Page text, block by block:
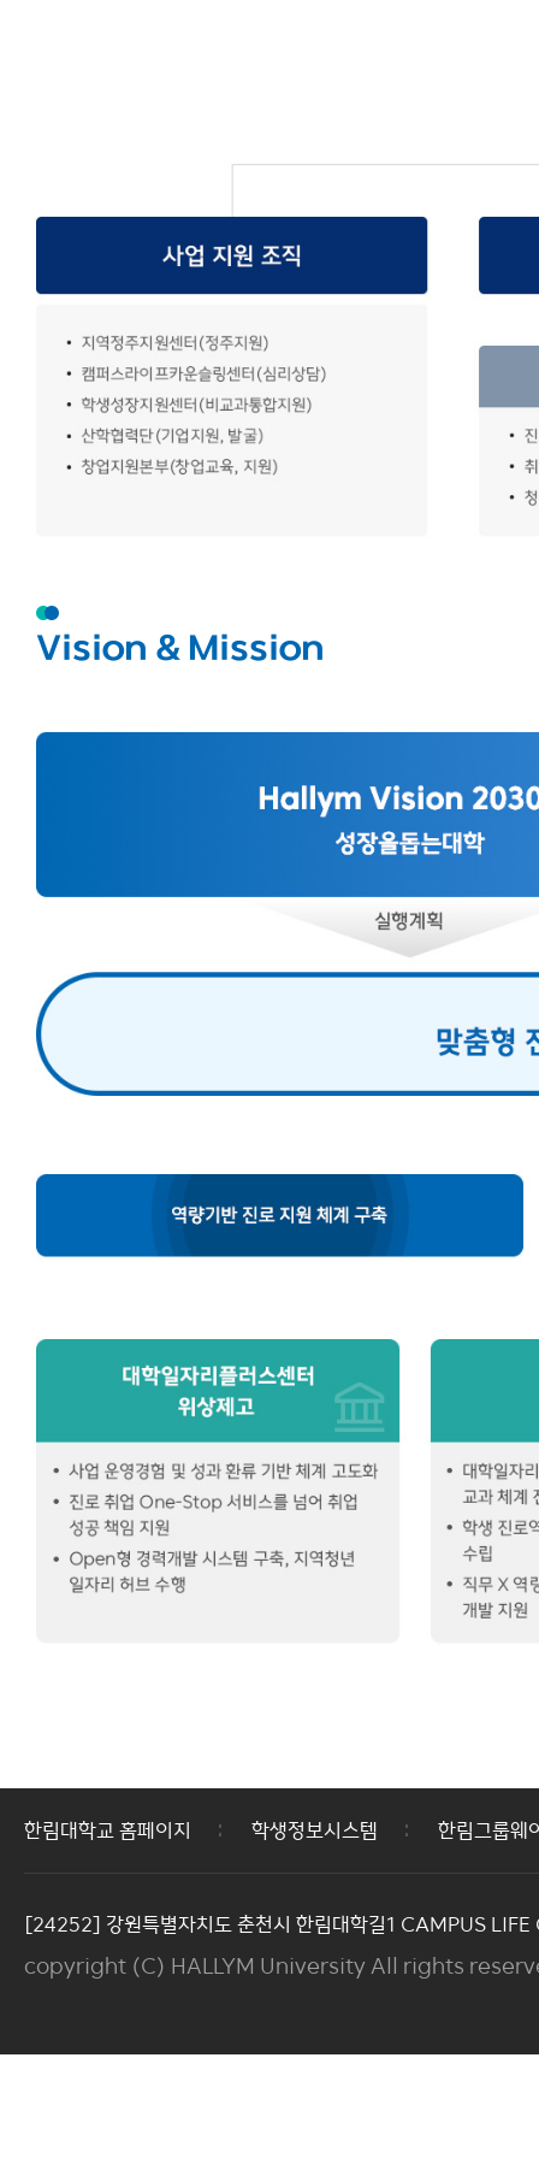
Vision & Mission
한림대학교 홈페이지 학생정보시스템 한림그룹웨
[24252] 강원특별자치도 춘천시 한림대학길1 CAMPUS
copyright (C) HALLYM University All rights